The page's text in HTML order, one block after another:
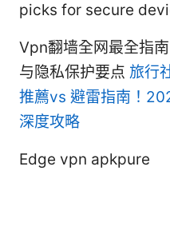
picks for secure
Vpn翻墙全网最全指
与隐私保护要点 旅行
推薦vs 避雷指南！
深度攻略
Edge vpn apkpure